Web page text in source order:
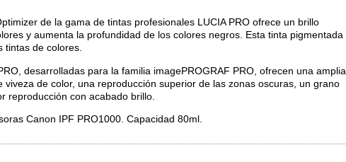
de la gama de tintas profesionales LUCIA PRO ofrece un brillo
y aumenta la profundidad de los colores negros. Esta tinta pigmentada
tintas de colores.
desarrolladas para la familia imagePROGRAF PRO, ofrecen una amplia
viveza de color, una reproducción superior de las zonas oscuras, un grano
reproducción con acabado brillo.
Canon IPF PRO1000. Capacidad 80ml.